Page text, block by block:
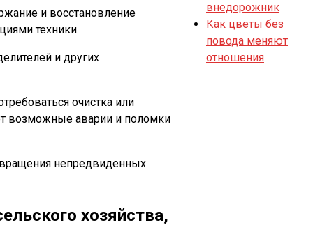
и восстановление
техники.
и других
очистка или
возможные аварии и поломки
непредвиденных
внедорожник
Как цветы без
повода меняют
отношения